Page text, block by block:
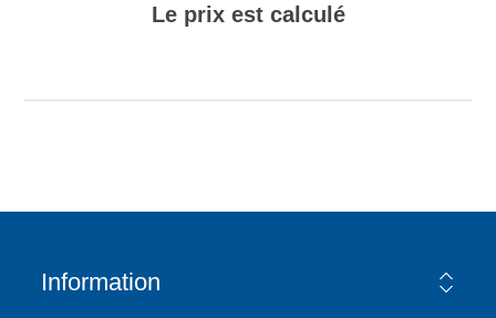
Le prix est calculé
Information